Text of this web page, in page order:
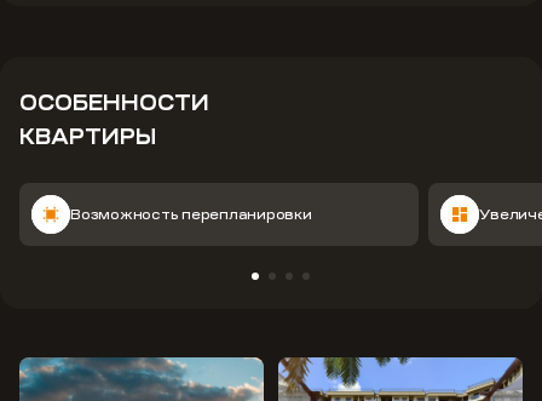
ОСОБЕННОСТИ
КВАРТИРЫ
Возможность перепланировки